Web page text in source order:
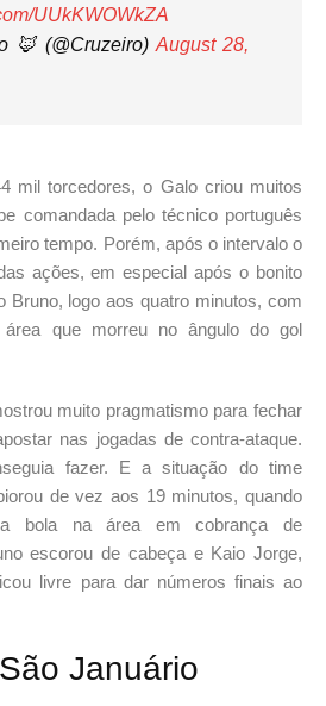
UUkKWOWkZA
🦊 (@Cruzeiro) August 28,
mil torcedores, o Galo criou muitos
comandada pelo técnico português
tempo. Porém, após o intervalo o
ações, em especial após o bonito
Bruno, logo aos quatro minutos, com
que morreu no ângulo do gol
muito pragmatismo para fechar
nas jogadas de contra-ataque.
fazer. E a situação do time
de vez aos 19 minutos, quando
a bola na área em cobrança de
escorou de cabeça e Kaio Jorge,
livre para dar números finais ao
Januário